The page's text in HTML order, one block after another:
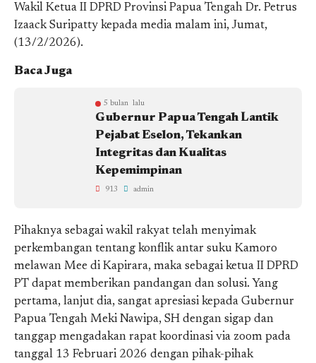
Wakil Ketua II DPRD Provinsi Papua Tengah Dr. Petrus
Izaack Suripatty kepada media malam ini, Jumat,
(13/2/2026).
Baca Juga
5 bulan lalu
Gubernur Papua Tengah Lantik
Pejabat Eselon, Tekankan
Integritas dan Kualitas
Kepemimpinan
913 admin
Pihaknya sebagai wakil rakyat telah menyimak
perkembangan tentang konflik antar suku Kamoro
melawan Mee di Kapirara, maka sebagai ketua II DPRD
PT dapat memberikan pandangan dan solusi. Yang
pertama, lanjut dia, sangat apresiasi kepada Gubernur
Papua Tengah Meki Nawipa, SH dengan sigap dan
tanggap mengadakan rapat koordinasi via zoom pada
tanggal 13 Februari 2026 dengan pihak-pihak